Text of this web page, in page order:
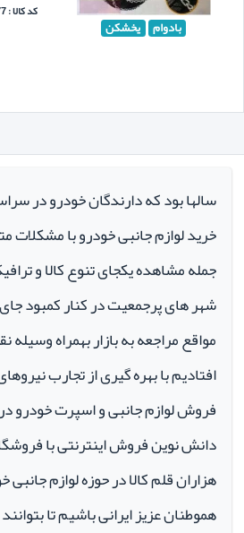
بادوام یخشکن
کد کالا : 3877
سالها بود که دارندگان خودرو در
خرید لوازم جانبی خودرو با مشکلات
جمله مشاهده یکجای تنوع کالا و
شهر های پرجمعیت در کنار کمبود
مواقع مراجعه به بازار بهمراه وسیله
افتادیم با بهره گیری از تجارب
دانش نوین فروش اینترنتی با
هزاران قلم کالا در حوزه لوازم
هموطنان عزیز ایرانی باشیم تا